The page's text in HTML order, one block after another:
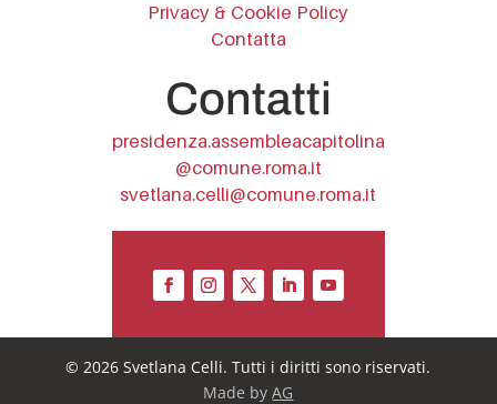
Privacy & Cookie Policy
Contatta
Contatti
presidenza.assembleacapitolina
@comune.roma.it
svetlana.celli@comune.roma.it
© 2026 Svetlana Celli. Tutti i diritti sono riservati.
Made byAG